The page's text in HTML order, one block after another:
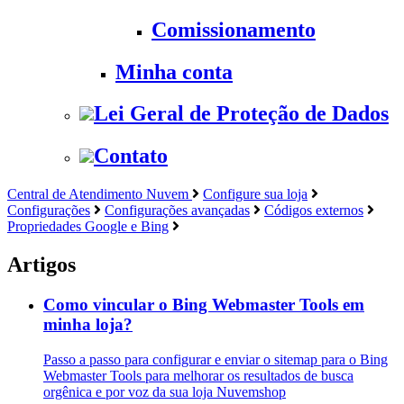
Comissionamento
Minha conta
Lei Geral de Proteção de Dados
Contato
Central de Atendimento Nuvem
Configure sua loja
Configurações
Configurações avançadas
Códigos externos
Propriedades Google e Bing
Artigos
Como vincular o Bing Webmaster Tools em
minha loja?
Passo a passo para configurar e enviar o sitemap para o Bing
Webmaster Tools para melhorar os resultados de busca
orgênica e por voz da sua loja Nuvemshop